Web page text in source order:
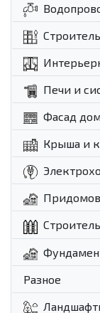
Печи и
Фасад
Крыша и
Разное